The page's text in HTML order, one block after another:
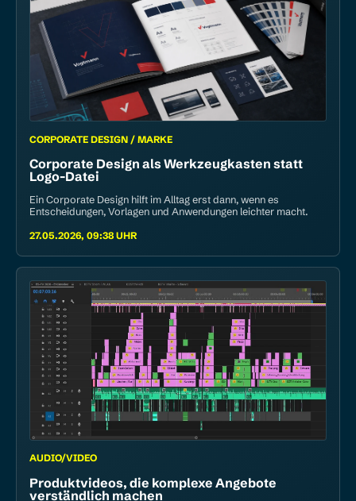
CORPORATE DESIGN / MARKE
Corporate Design als Werkzeug­kasten statt
Logo-Datei
Ein Corporate Design hilft im Alltag erst dann, wenn es
Entscheidungen, Vorlagen und Anwendungen leichter macht.
27.05.2026, 09:38 UHR
AUDIO/VIDEO
Produkt­videos, die komplexe Angebote
verständlich machen